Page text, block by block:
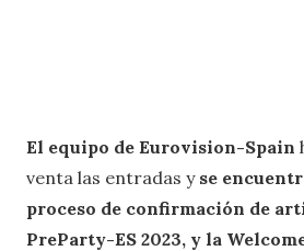
El equipo de Eurovision-Spain
venta las entradas y se
proceso de confirmación de
PreParty-ES 2023, y la